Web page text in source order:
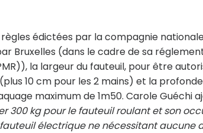
règles édictées par la compagnie
Bruxelles (dans le cadre de sa
la largeur du fauteuil, pour être
10 cm pour les 2 mains) et la
maximum de 1m50. Carole Guéchi
300 kg pour le fauteuil roulant et son
électrique ne nécessitant aucune